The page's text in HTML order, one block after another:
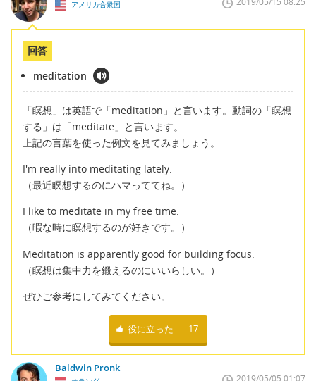
アメリカ合衆国
回答
meditation
「瞑想」は英語で「meditation」と言います。動詞の「瞑想
する」は「meditate」と言います。
上記の言葉を使った例文を見てみましょう。
I'm really into meditating lately.
（最近瞑想するのにハマっててね。）
I like to meditate in my free time.
（暇な時に瞑想するのが好きです。）
Meditation is apparently good for building focus.
（瞑想は集中力を鍛えるのにいいらしい。）
ぜひご参考にしてみてください。
役に立った 17
Baldwin Pronk
2019/05/05 01:07